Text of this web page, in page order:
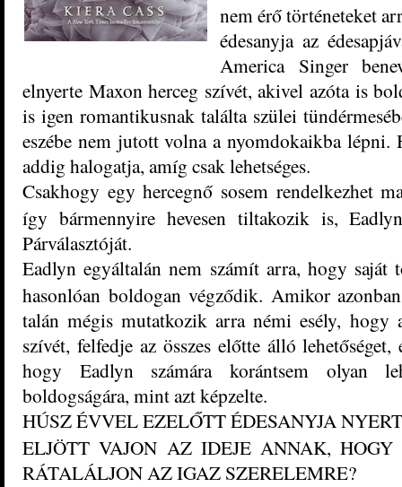
nem érő történeteket
édesanyja az
America Singer
elnyerte Maxon herceg szívét, akivel azóta is
is igen romantikusnak találta szülei
eszébe nem jutott volna a nyomdokaikba lépni.
addig halogatja, amíg csak lehetséges.
Csakhogy egy hercegnő sosem rendelkezhet
így bármennyire hevesen tiltakozik is,
Párválasztóját.
Eadlyn egyáltalán nem számít arra, hogy saját
hasonlóan boldogan végződik. Amikor
talán mégis mutatkozik arra némi esély, hogy
szívét, felfedje az összes előtte álló
hogy Eadlyn számára korántsem olyan
boldogságára, mint azt képzelte.
HÚSZ ÉVVEL EZELŐTT ÉDESANYJA
ELJÖTT VAJON AZ IDEJE ANNAK,
RÁTALÁLJON AZ IGAZ SZERELEMRE?